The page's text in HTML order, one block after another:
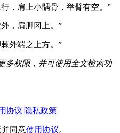
，肩上小髃骨，举臂有空。”
，肩胛冈上。”
外端之上方。”
多权限，并可使用全文检索功
协议|隐私政策
同意使用协议。